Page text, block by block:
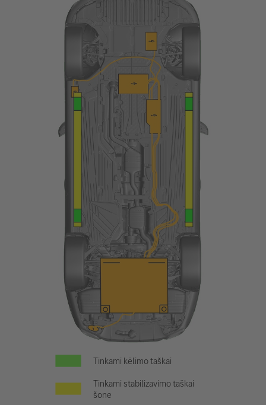
Tinkami kėlimo taškai
Tinkami stabilizavimo taškai
šone